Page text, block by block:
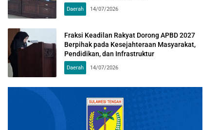
Daerah 14/07/2026
Fraksi Keadilan Rakyat Dorong APBD 2027
Berpihak pada Kesejahteraan Masyarakat,
Pendidikan, dan Infrastruktur
Daerah 14/07/2026